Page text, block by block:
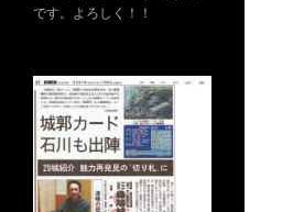
です。よろしく！！